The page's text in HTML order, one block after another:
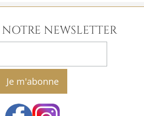
NEWSLETTER
email